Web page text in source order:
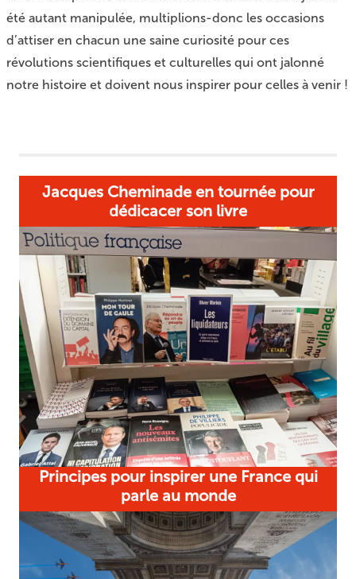
été autant manipulée, multiplions-donc les occasions
d’attiser en chacun une saine curiosité pour ces
révolutions scientifiques et culturelles qui ont jalonné
notre histoire et doivent nous inspirer pour celles à venir !
Jacques Cheminade en tournée pour
dédicacer son livre
Principes pour inspirer une France qui
parle au monde